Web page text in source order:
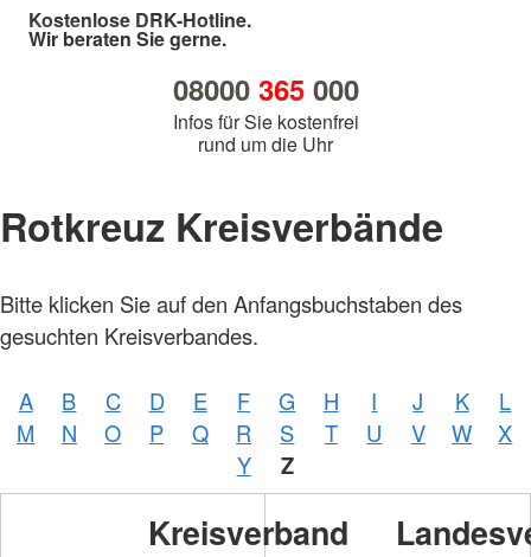
Kostenlose DRK-Hotline.
Wir beraten Sie gerne.
08000 365000
Infos für Sie kostenfrei
rund um die Uhr
Rotkreuz Kreisverbände
Bitte klicken Sie auf den Anfangsbuchstaben des
gesuchten Kreisverbandes.
A B C D E F G H I J K
L
M
N O P Q R S T U V W
X
Y
Z
Kreisverband